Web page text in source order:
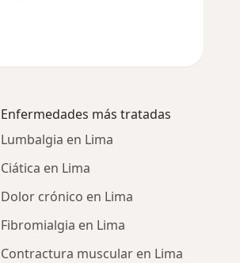
Enfermedades más tratadas
Lumbalgia en Lima
Ciática en Lima
Dolor crónico en Lima
Fibromialgia en Lima
Contractura muscular en Lima